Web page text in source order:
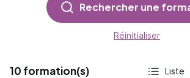
Rechercher une
Réinitialiser
10 formation(s) Liste